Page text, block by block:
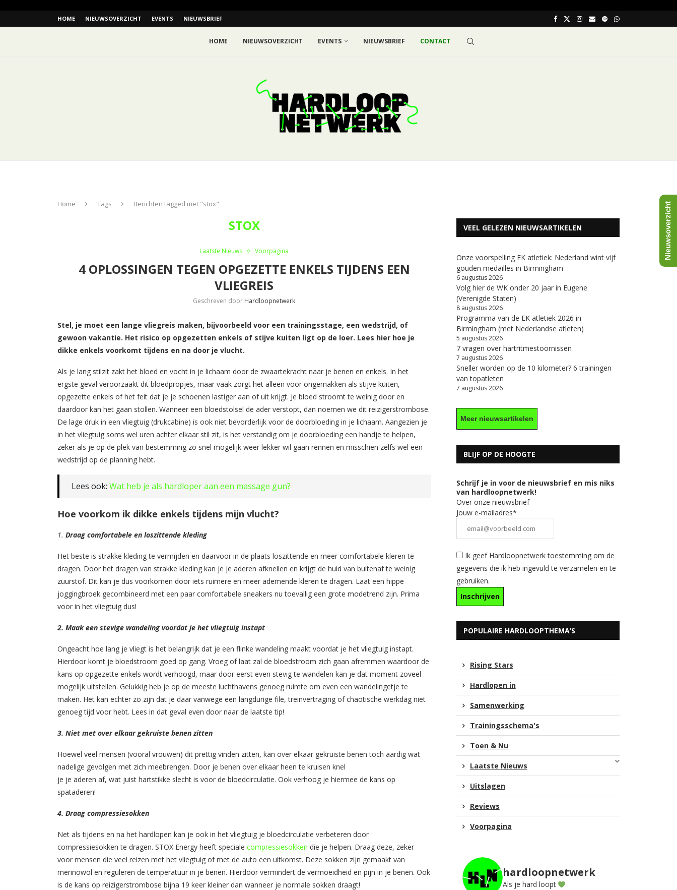
HOME NIEUWSOVERZICHT EVENTS NIEUWSBRIEF
HOME NIEUWSOVERZICHT EVENTS NIEUWSBRIEF CONTACT
Home Tags Berichten tagged met "stox"
STOX
Laatste Nieuws Voorpagina
4 OPLOSSINGEN TEGEN OPGEZETTE ENKELS TIJDENS EEN
VLIEGREIS
Geschreven door Hardloopnetwerk
Stel, je moet een lange vliegreis maken, bijvoorbeeld voor een trainingsstage, een wedstrijd, of
gewoon vakantie. Het risico op opgezetten enkels of stijve kuiten ligt op de loer. Lees hier hoe je
dikke enkels voorkomt tijdens en na door je vlucht.
Als je lang stilzit zakt het bloed en vocht in je lichaam door de zwaartekracht naar je benen en enkels. In het
ergste geval veroorzaakt dit bloedpropjes, maar vaak zorgt het alleen voor ongemakken als stijve kuiten,
opgezette enkels of het feit dat je je schoenen lastiger aan of uit krijgt. Je bloed stroomt te weinig door en
daardoor kan het gaan stollen. Wanneer een bloedstolsel de ader verstopt, dan noemen we dit reizigerstrombose.
De lage druk in een vliegtuig (drukcabine) is ook niet bevorderlijk voor de doorbloeding in je lichaam. Aangezien je
in het vliegtuig soms wel uren achter elkaar stil zit, is het verstandig om je doorbloeding een handje te helpen,
zeker als je op de plek van bestemming zo snel mogelijk weer lekker wil gaan rennen en misschien zelfs wel een
wedstrijd op de planning hebt.
Lees ook: Wat heb je als hardloper aan een massage gun?
Hoe voorkom ik dikke enkels tijdens mijn vlucht?
1. Draag comfortabele en loszittende kleding
Het beste is strakke kleding te vermijden en daarvoor in de plaats loszittende en meer comfortabele kleren te
dragen. Door het dragen van strakke kleding kan je je aderen afknellen en krijgt de huid van buitenaf te weinig
zuurstof. Dit kan je dus voorkomen door iets ruimere en meer ademende kleren te dragen. Laat een hippe
joggingbroek gecombineerd met een paar comfortabele sneakers nu toevallig een grote modetrend zijn. Prima
voor in het vliegtuig dus!
2. Maak een stevige wandeling voordat je het vliegtuig instapt
Ongeacht hoe lang je vliegt is het belangrijk dat je een flinke wandeling maakt voordat je het vliegtuig instapt.
Hierdoor komt je bloedstroom goed op gang. Vroeg of laat zal de bloedstroom zich gaan afremmen waardoor de
kans op opgezette enkels wordt verhoogd, maar door eerst even stevig te wandelen kan je dat moment zoveel
mogelijk uitstellen. Gelukkig heb je op de meeste luchthavens genoeg ruimte om even een wandelingetje te
maken. Het kan echter zo zijn dat je daar vanwege een langdurige file, treinvertraging of chaotische werkdag niet
genoeg tijd voor hebt. Lees in dat geval even door naar de laatste tip!
3. Niet met over elkaar gekruiste benen zitten
Hoewel veel mensen (vooral vrouwen) dit prettig vinden zitten, kan over elkaar gekruiste benen toch aardig wat
nadelige gevolgen met zich meebrengen. Door je benen over elkaar heen te kruisen knel
je je aderen af, wat juist hartstikke slecht is voor de bloedcirculatie. Ook verhoog je hiermee de kans op
spataderen!
4. Draag compressiesokken
Net als tijdens en na het hardlopen kan je ook in het vliegtuig je bloedcirculatie verbeteren door
compressiesokken te dragen. STOX Energy heeft speciale compressiesokken die je helpen. Draag deze, zeker
voor mensen die veel reizen met het vliegtuig of met de auto een uitkomst. Deze sokken zijn gemaakt van
merinowol en reguleren de temperatuur in je benen. Hierdoor vermindert de vermoeidheid en pijn in je benen. Ook
is de kans op reizigerstrombose bijna 19 keer kleiner dan wanneer je normale sokken draagt!
VEEL GELEZEN NIEUWSARTIKELEN
Onze voorspelling EK atletiek: Nederland wint vijf
gouden medailles in Birmingham
6 augustus 2026
Volg hier de WK onder 20 jaar in Eugene
(Verenigde Staten)
8 augustus 2026
Programma van de EK atletiek 2026 in
Birmingham (met Nederlandse atleten)
5 augustus 2026
7 vragen over hartritmestoornissen
7 augustus 2026
Sneller worden op de 10 kilometer? 6 trainingen
van topatleten
7 augustus 2026
Meer nieuwsartikelen
BLIJF OP DE HOOGTE
Schrijf je in voor de nieuwsbrief en mis niks
van hardloopnetwerk!
Over onze nieuwsbrief
Jouw e-mailadres*
Ik geef Hardloopnetwerk toestemming om de
gegevens die ik heb ingevuld te verzamelen en te
gebruiken.
POPULAIRE HARDLOOPTHEMA’S
Rising Stars
Hardlopen in
Samenwerking
Trainingsschema's
Toen & Nu
Laatste Nieuws
Uitslagen
Reviews
Voorpagina
hardloopnetwerk
Als je hard loopt
Nieuwsoverzicht